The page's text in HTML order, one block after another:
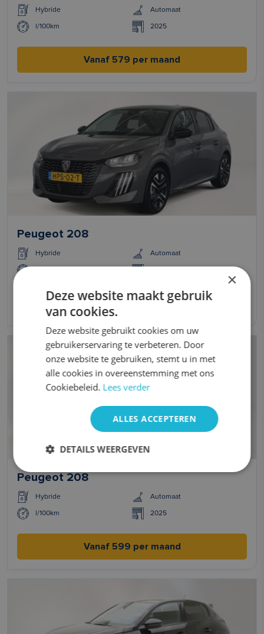
Hybride Automaat
l/100km 2025
Vanaf 579 per maand
Peugeot 208
Hybride Automaat
Vanaf 579 per maand
Peugeot 208
Hybride Automaat
l/100km 2025
Vanaf 599 per maand
×
Deze website maakt gebruik
van cookies.
Deze website gebruikt cookies om uw
gebruikerservaring te verbeteren. Door
onze website te gebruiken, stemt u in met
alle cookies in overeenstemming met ons
Cookiebeleid. Lees verder
ALLES ACCEPTEREN
DETAILS WEERGEVEN